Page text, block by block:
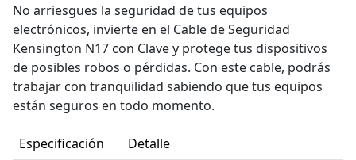
No arriesgues la seguridad de tus equipos
electrónicos, invierte en el Cable de Seguridad
Kensington N17 con Clave y protege tus dispositivos
de posibles robos o pérdidas. Con este cable, podrás
trabajar con tranquilidad sabiendo que tus equipos
están seguros en todo momento.
Especificación
Detalle